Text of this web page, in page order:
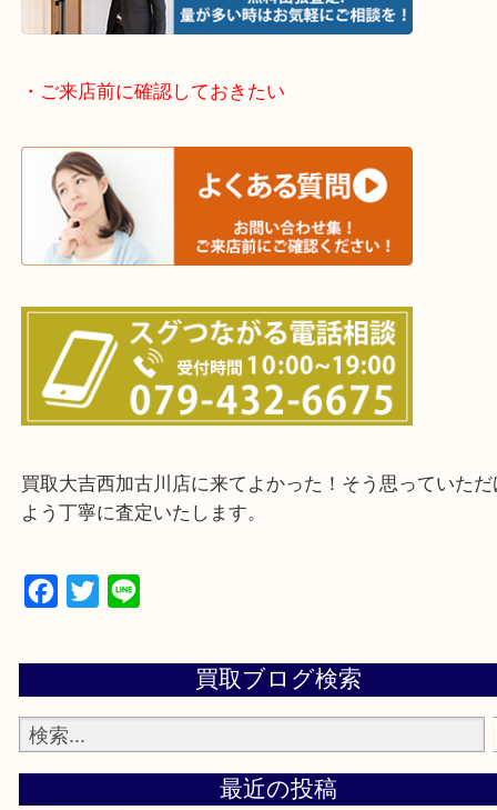
兵庫県全域
加古川市・加古郡 稲美町 播磨町・高砂市
三木市・西脇市・加東市・明石市・多古郡 多古町
・ご来店前に確認しておきたい